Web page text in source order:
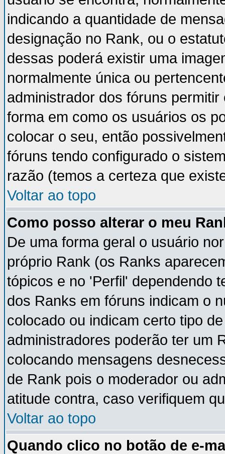
indicando a quantidade de
designação no Rank, ou o
dessas poderá existir uma
normalmente única ou
administrador dos fóruns
forma em como os usuários os
colocar o seu, então
fóruns tendo configurado o
razão (temos a certeza que
Voltar ao topo
Como posso alterar o meu
De uma forma geral o usuário
próprio Rank (os Ranks
tópicos e no 'Perfil' dependendo
dos Ranks em fóruns indicam o
colocado ou indicam certo tipo
administradores poderão ter um
colocando mensagens
de Rank pois o moderador ou
atitude contra, caso verifiquem
Voltar ao topo
Quando clico no botão de e-